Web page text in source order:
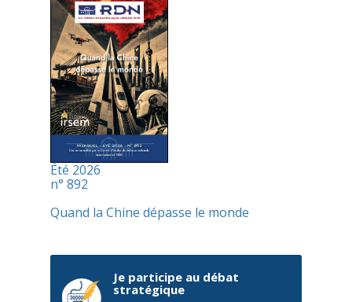
Été 2026
n° 892
Quand la Chine dépasse le monde
Je participe au débat
stratégique